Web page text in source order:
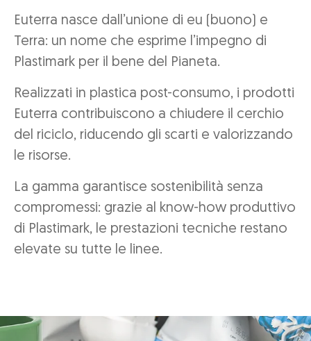
Euterra nasce dall’unione di eu (buono) e
Terra: un nome che esprime l’impegno di
Plastimark per il bene del Pianeta.
Realizzati in plastica post-consumo, i prodotti
Euterra contribuiscono a chiudere il cerchio
del riciclo, riducendo gli scarti e valorizzando
le risorse.
La gamma garantisce sostenibilità senza
compromessi: grazie al know-how produttivo
di Plastimark, le prestazioni tecniche restano
elevate su tutte le linee.